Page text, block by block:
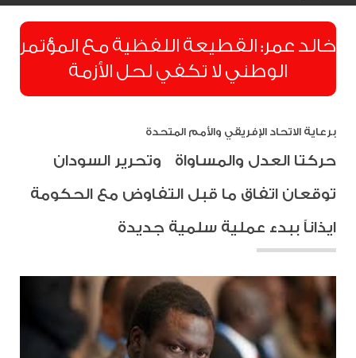
​خالد عمر: القطيعة اللفظية مع المؤتمر
الوطني لا تكفي لحل الأزمة
برعاية الاتحاد الإفريقي والأمم المتحدة
حركتا العدل والمساواة وتحرير السودان
توقعان اتفاق ما قبل التفاوض مع الحكومة
ايذاناً ببدء عملية سلمية جديدة